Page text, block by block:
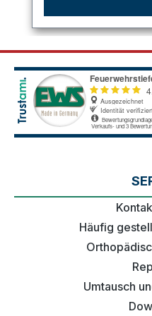
Häufig
Umtausch